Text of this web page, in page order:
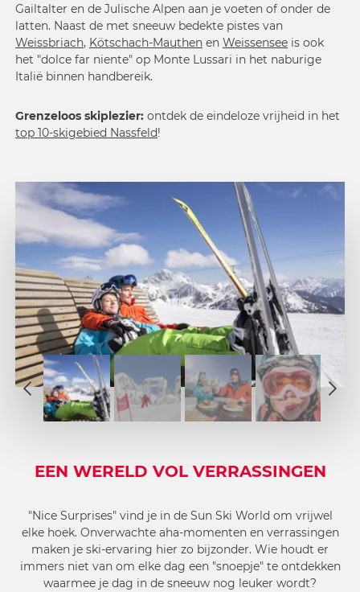
Gailtalter en de Julische Alpen aan je voeten of onder de
latten. Naast de met sneeuw bedekte pistes van
Weissbriach, Kötschach-Mauthen en Weissensee is ook
het "dolce far niente" op Monte Lussari in het naburige
Italië binnen handbereik.
Grenzeloos skiplezier: ontdek de eindeloze vrijheid in het
top 10-skigebied Nassfeld!
7
9
1
2
9
10
EEN WERELD VOL VERRASSINGEN
"Nice Surprises" vind je in de Sun Ski World om vrijwel
elke hoek. Onverwachte aha-momenten en verrassingen
maken je ski-ervaring hier zo bijzonder. Wie houdt er
immers niet van om elke dag een "snoepje" te ontdekken
waarmee je dag in de sneeuw nog leuker wordt?